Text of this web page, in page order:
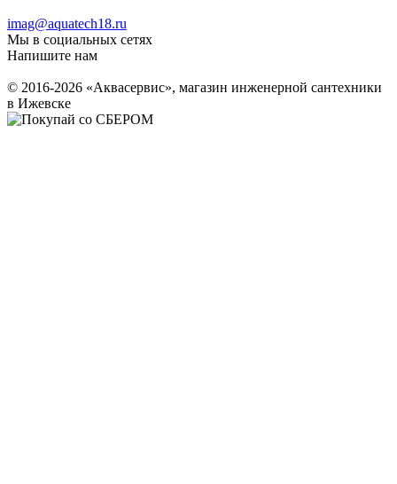
imag@aquatech18.ru
Мы в социальных сетях
Напишите нам
© 2016-2026 «Аквасервис», магазин инженерной сантехники
в Ижевске